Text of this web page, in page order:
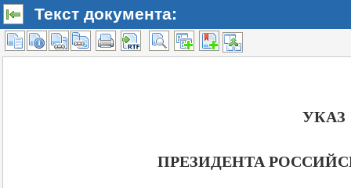
Текст документа: